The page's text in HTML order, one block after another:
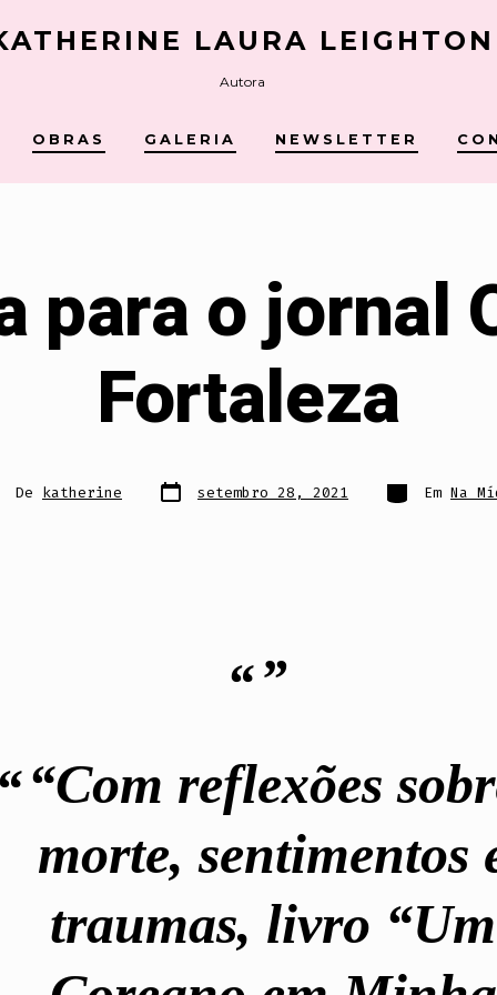
LAURA LEIGHTON
Autora
OBRAS GALERIA NEWSLETTER
para o jornal
Fortaleza
De katherine Data
do setembro 28, 2021 Categorias
Em Na
“Com reflexões
morte, sentimentos
traumas, livro “Um